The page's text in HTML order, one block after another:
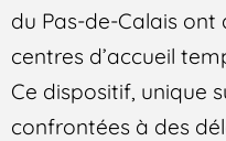
du Pas-de-Calais ont
centres d’accueil
Ce dispositif, unique
confrontées à des